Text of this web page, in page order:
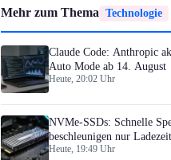
Mehr zum Thema Technologie
Claude Code: Anthropic
Auto Mode ab 14. August
Heute, 20:02 Uhr
NVMe-SSDs: Schnelle
beschleunigen nur
nicht Bildraten
Heute, 19:49 Uhr